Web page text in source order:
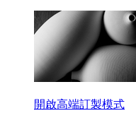
開啟高端訂製模式